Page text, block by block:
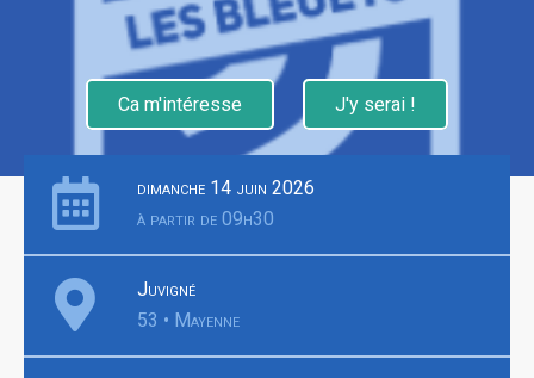
Ca m'intéresse J'y serai !
dimanche 14 juin 2026
à partir de 09h30
Juvigné
53 • Mayenne